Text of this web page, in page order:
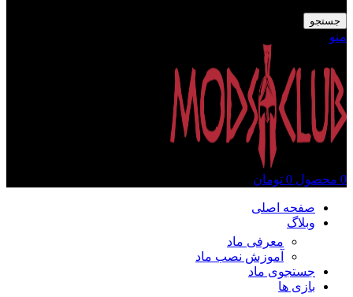
جستجو
منو
0 محصول 0 تومان
صفحه اصلی
وبلاگ
معرفی ماد
آموزش نصب ماد
جستجوی ماد
بازی ها